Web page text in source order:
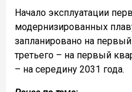
Начало эксплуатации
модернизированных
запланировано на первый
третьего – на первый
– на середину 2031 года.